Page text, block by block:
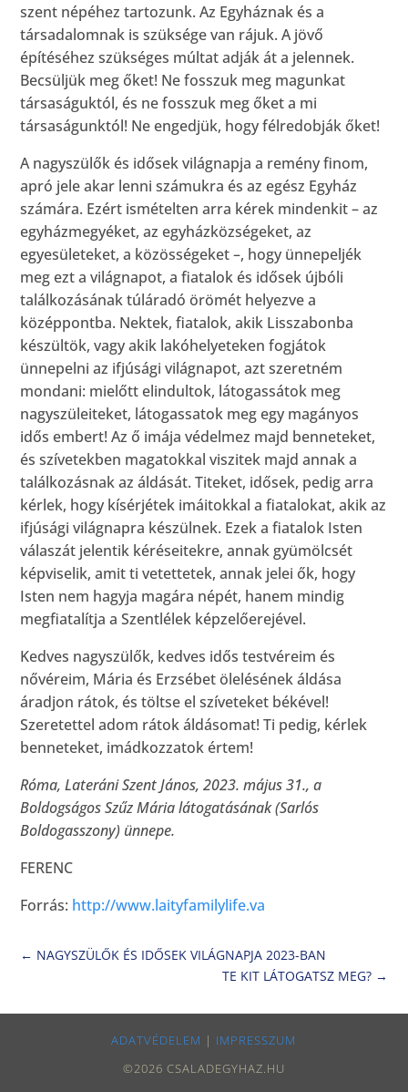
szent népéhez tartozunk. Az Egyháznak és a
társadalomnak is szüksége van rájuk. A jövő
építéséhez szükséges múltat adják át a jelennek.
Becsüljük meg őket! Ne fosszuk meg magunkat
társaságuktól, és ne fosszuk meg őket a mi
társaságunktól! Ne engedjük, hogy félredobják őket!
A nagyszülők és idősek világnapja a remény finom,
apró jele akar lenni számukra és az egész Egyház
számára. Ezért ismételten arra kérek mindenkit – az
egyházmegyéket, az egyházközségeket, az
egyesületeket, a közösségeket –, hogy ünnepeljék
meg ezt a világnapot, a fiatalok és idősek újbóli
találkozásának túláradó örömét helyezve a
középpontba. Nektek, fiatalok, akik Lisszabonba
készültök, vagy akik lakóhelyeteken fogjátok
ünnepelni az ifjúsági világnapot, azt szeretném
mondani: mielőtt elindultok, látogassátok meg
nagyszüleiteket, látogassatok meg egy magányos
idős embert! Az ő imája védelmez majd benneteket,
és szívetekben magatokkal viszitek majd annak a
találkozásnak az áldását. Titeket, idősek, pedig arra
kérlek, hogy kísérjétek imáitokkal a fiatalokat, akik az
ifjúsági világnapra készülnek. Ezek a fiatalok Isten
válaszát jelentik kéréseitekre, annak gyümölcsét
képviselik, amit ti vetettetek, annak jelei ők, hogy
Isten nem hagyja magára népét, hanem mindig
megfiatalítja a Szentlélek képzelőerejével.
Kedves nagyszülők, kedves idős testvéreim és
nővéreim, Mária és Erzsébet ölelésének áldása
áradjon rátok, és töltse el szíveteket békével!
Szeretettel adom rátok áldásomat! Ti pedig, kérlek
benneteket, imádkozzatok értem!
Róma, Lateráni Szent János, 2023. május 31., a
Boldogságos Szűz Mária látogatásának (Sarlós
Boldogasszony) ünnepe.
FERENC
Forrás: http://www.laityfamilylife.va
← NAGYSZÜLŐK ÉS IDŐSEK VILÁGNAPJA 2023-BAN
TE KIT LÁTOGATSZ MEG?→
ADATVÉDELEM | IMPRESSZUM
©2026 CSALADEGYHAZ.HU